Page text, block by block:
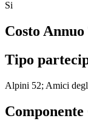
Si
Costo Annuo
Tipo
Alpini 52; Amici